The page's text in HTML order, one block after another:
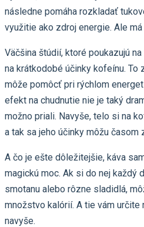
následne pomáha rozkladať
využitie ako zdroj energie. Ale
Väčšina štúdií, ktoré poukazujú
na krátkodobé účinky kofeínu. To
môže pomôcť pri rýchlom
efekt na chudnutie nie je taký
možno priali. Navyše, telo si na
a tak sa jeho účinky môžu časom
A čo je ešte dôležitejšie, káva
magickú moc. Ak si do nej každý
smotanu alebo rôzne sladidlá,
množstvo kalórií. A tie vám
navyše.